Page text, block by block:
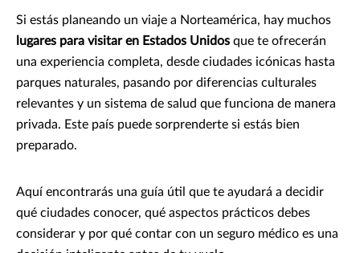
Si estás planeando un viaje a Norteamérica, hay muchos
lugares para visitar en Estados Unidos que te ofrecerán
una experiencia completa, desde ciudades icónicas hasta
parques naturales, pasando por diferencias culturales
relevantes y un sistema de salud que funciona de manera
privada. Este país puede sorprenderte si estás bien
preparado.
Aquí encontrarás una guía útil que te ayudará a decidir
qué ciudades conocer, qué aspectos prácticos debes
considerar y por qué contar con un seguro médico es una